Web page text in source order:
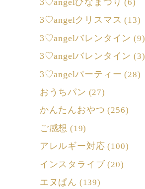
3♡angelひなまつり (6)
3♡angelクリスマス (13)
3♡angelバレンタイン (9)
3♡angelバレンタイン (3)
3♡angelパーティー (28)
おうちパン (27)
かんたんおやつ (256)
ご感想 (19)
アレルギー対応 (100)
インスタライブ (20)
エヌぱん (139)